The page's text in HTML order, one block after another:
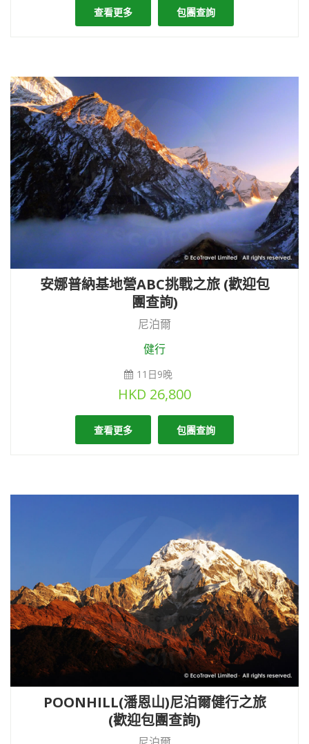
查看更多 包團查詢
安娜普納基地營ABC挑戰之旅 (歡迎包
團查詢)
尼泊爾
健行
11日9晚
HKD 26,800
查看更多 包團查詢
POONHILL(潘恩山)尼泊爾健行之旅
(歡迎包團查詢)